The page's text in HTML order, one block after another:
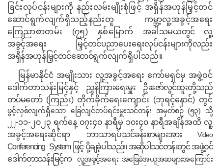
ခြင်းလုပ်ငန်းများကို နည်းလမ်းမျိုးစုံဖြင့် အရှိန်အဟုန်မြှင့်တင်
ဆောင်ရွက်လျက်ရှိသည့်နည်းတူ ကမ္ဘာ့လူ့အခွင့်အ‌ရေး
ကြေညာစာတမ်း (၇၅) နှစ်မြောက် အခါ သမယတွင် လူ့
အခွင့်အရေး မြှင့်တင်ပညာ‌ပေးရေးလုပ်ငန်းများကိုလည်း
အရှိန်အဟုန်မြှင့်တင်ဆောင်ရွက်လျက်ရှိပါသည်။
မြန်မာနိုင်ငံ အမျိုးသား လူ့အခွင့်အရေး ကော်မရှင်မှ အဖွဲ့ဝင်
ဒေါက်တာသန်းမြင့်နှင့် ညွှန်ကြားရေးမှူး ဦးဇော်လွင်ထူးတို့သည်
တပ်မတော်(ကြည်း) တိုက်ခိုက်ရေးကျောင်း (ဘုရင့်နောင်) တွင်
ဖွင့်လှစ်လျက်ရှိသော ခြေလျင်တပ်ရင်းမှူးသင်တန်း အမှတ်စဉ် (၅၃) သို့
၂၂-၁၁-၂၀၂၃ ရက်နေ့ ၀၇း၄၀ နာရီမှ ၁၀း၄၀ နာရီအချိန်အထိ လူ့
အခွင့်အရေးဆိုင်ရာ ဘာသာရပ်သင်ခန်းစာများအားVideo
Conferencing System ဖြင့် ပို့ချခဲ့ပါသည်။ အဆိုပါသင်တန်းတွင်အဖွဲ့ဝင်
ဒေါက်တာသန်းမြင့်က
လူ့အခွင့်အရေး အခြေခံအယူအဆများအကြောင်း